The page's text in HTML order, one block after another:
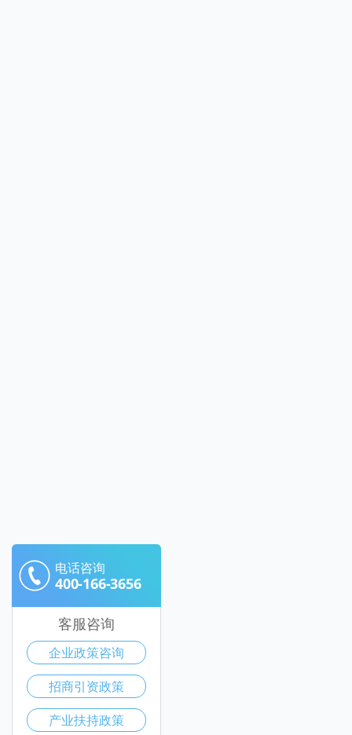
电话咨询
400-166-3656
客服咨询
企业政策咨询
招商引资政策
产业扶持政策